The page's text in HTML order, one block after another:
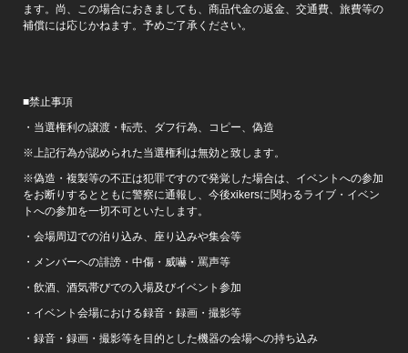
ます。尚、この場合におきましても、商品代金の返金、交通費、旅費等の
補償には応じかねます。予めご了承ください。
■禁止事項
・当選権利の譲渡・転売、ダフ行為、コピー、偽造
※上記行為が認められた当選権利は無効と致します。
※偽造・複製等の不正は犯罪ですので発覚した場合は、イベントへの参加
をお断りするとともに警察に通報し、今後xikersに関わるライブ・イベン
トへの参加を一切不可といたします。
・会場周辺での泊り込み、座り込みや集会等
・メンバーへの誹謗・中傷・威嚇・罵声等
・飲酒、酒気帯びでの入場及びイベント参加
・イベント会場における録音・録画・撮影等
・録音・録画・撮影等を目的とした機器の会場への持ち込み